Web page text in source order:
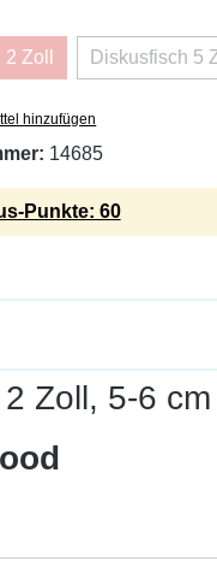
Zoll
Option ist zurzeit nicht
Diskusfisch 5
(Diese
hinzufügen
14685
Punkte: 60
Zoll, 5-6 cm